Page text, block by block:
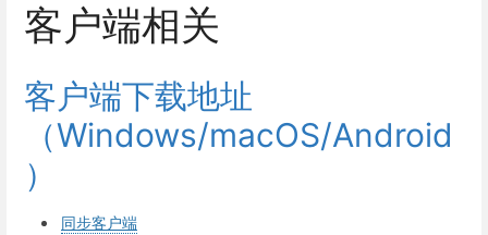
客户端相关
客户端下载地址
（Windows/macOS/Android
）
同步客户端